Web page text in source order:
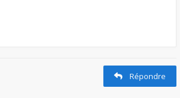
Répondre